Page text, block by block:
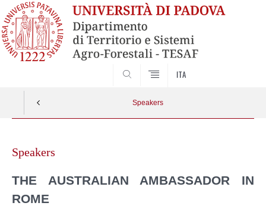
ITA
Speakers
contentSpeakers
THE AUSTRALIAN AMBASSADOR IN
ROME